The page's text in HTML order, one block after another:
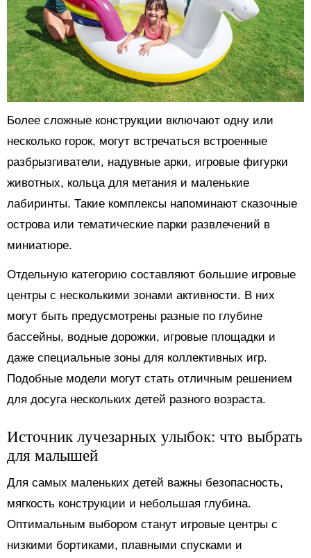
Более сложные конструкции включают одну или
несколько горок, могут встречаться встроенные
разбрызгиватели, надувные арки, игровые фигурки
животных, кольца для метания и маленькие
лабиринты. Такие комплексы напоминают сказочные
острова или тематические парки развлечений в
миниатюре.
Отдельную категорию составляют большие игровые
центры с несколькими зонами активности. В них
могут быть предусмотрены разные по глубине
бассейны, водные дорожки, игровые площадки и
даже специальные зоны для коллективных игр.
Подобные модели могут стать отличным решением
для досуга нескольких детей разного возраста.
Источник лучезарных улыбок: что выбрать
для малышей
Для самых маленьких детей важны безопасность,
мягкость конструкции и небольшая глубина.
Оптимальным выбором станут игровые центры с
низкими бортиками, плавными спусками и